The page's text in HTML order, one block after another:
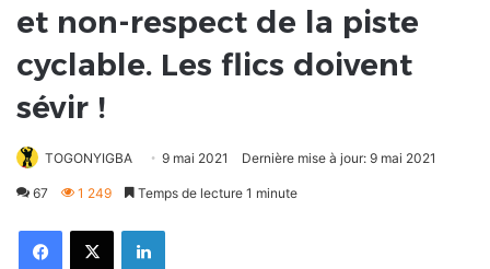
et non-respect de la piste
cyclable. Les flics doivent
sévir !
TOGONYIGBA 9 mai 2021 Dernière mise à jour: 9 mai 2021
67 1 249 Temps de lecture 1 minute
FacebookX Linkedin